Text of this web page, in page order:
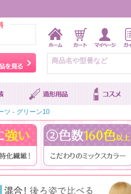
ら探す キャラ別おすすめ商品を
ツ - グリーン10